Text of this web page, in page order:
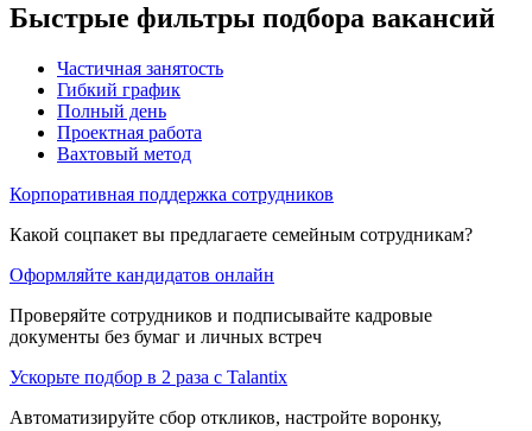
Быстрые фильтры подбора вакансий
Частичная занятость
Гибкий график
Полный день
Проектная работа
Вахтовый метод
Корпоративная поддержка сотрудников
Какой соцпакет вы предлагаете семейным сотрудникам?
Оформляйте кандидатов онлайн
Проверяйте сотрудников и подписывайте кадровые
документы без бумаг и личных встреч
Ускорьте подбор в 2 раза с Talantix
Автоматизируйте сбор откликов, настройте воронку,